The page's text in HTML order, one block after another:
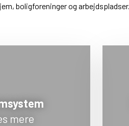
boligforeninger og arbejdspladser.
mere